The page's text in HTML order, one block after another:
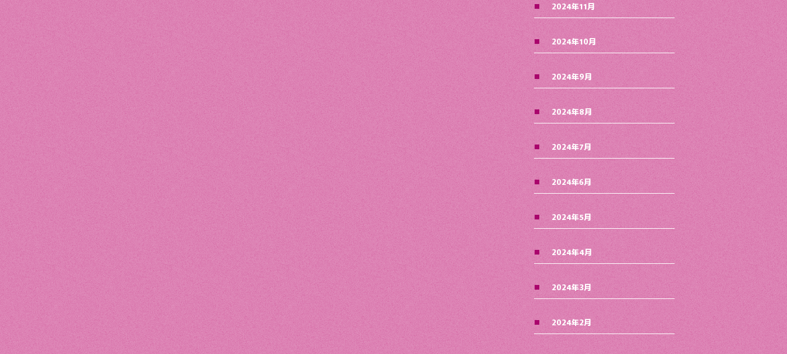
2024年11月
2024年10月
2024年9月
2024年8月
2024年7月
2024年6月
2024年5月
2024年4月
2024年3月
2024年2月